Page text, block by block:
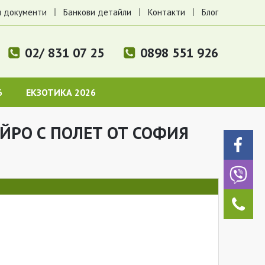
Банкови детайли Контакти Блог
02/ 831 07 25 0898 551 926
ЕКЗОТИКА 2026
С ПОЛЕТ ОТ СОФИЯ